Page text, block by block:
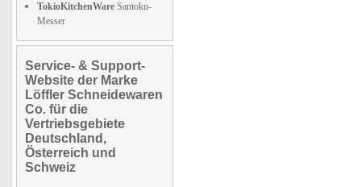
TokioKitchenWare Santoku-
Messer
Service- & Support-
Website der Marke
Löffler Schneidewaren
Co. für die
Vertriebsgebiete
Deutschland,
Österreich und
Schweiz